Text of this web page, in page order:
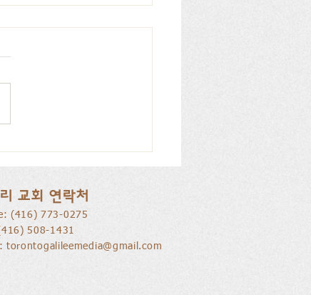
교회 연락처
​(416) 773-0275
508-1431
torontogalileemedia@gmail.com